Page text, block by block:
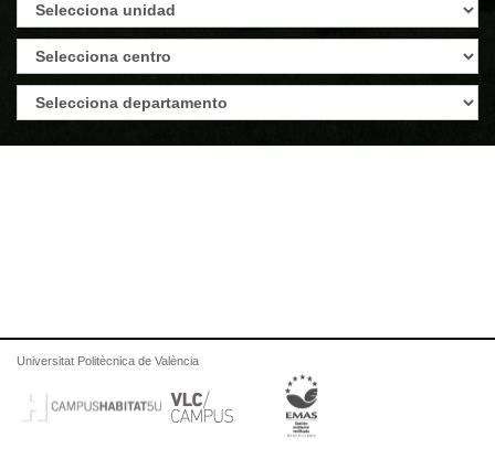
Universitat Politècnica de València